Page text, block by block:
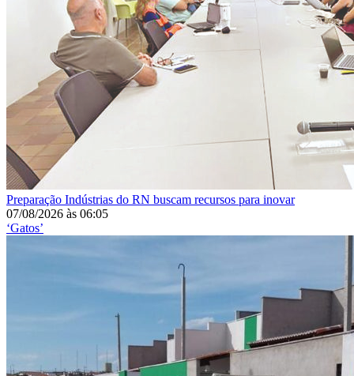
Preparação Indústrias do RN buscam recursos para inovar
07/08/2026 às 06:05
‘Gatos’